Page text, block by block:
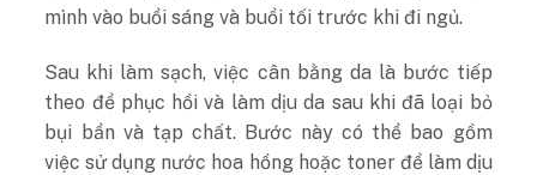
mình vào buổi sáng và buổi tối trước khi đi ngủ.
Sau khi làm sạch, việc cân bằng da là bước tiếp
theo để phục hồi và làm dịu da sau khi đã loại bỏ
bụi bẩn và tạp chất. Bước này có thể bao gồm
việc sử dụng nước hoa hồng hoặc toner để làm dịu